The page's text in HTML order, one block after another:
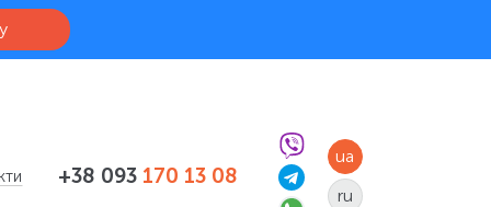
+38 093 170 13 08
ua
ru